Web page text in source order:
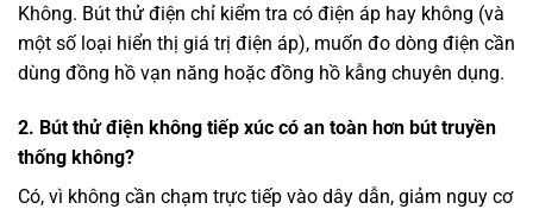
Không. Bút thử điện chỉ kiểm tra có điện áp hay không (và
một số loại hiển thị giá trị điện áp), muốn đo dòng điện cần
dùng đồng hồ vạn năng hoặc đồng hồ kẫng chuyên dụng.
2. Bút thử điện không tiếp xúc có an toàn hơn bút truyền
thống không?
Có, vì không cần chạm trực tiếp vào dây dẫn, giảm nguy cơ